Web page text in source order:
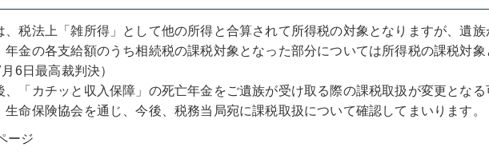
税法上「雑所得」として他の所得と合算されて所得税の対象となりますが、遺族
金の各支給額のうち相続税の課税対象となった部分については所得税の課税対象
6日最高裁判決）
「カチッと収入保障」の死亡年金をご遺族が受け取る際の課税取扱が変更となる
命保険協会を通じ、今後、税務当局宛に課税取扱について確認してまいります。
ージ